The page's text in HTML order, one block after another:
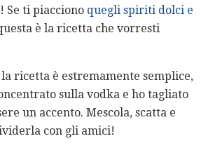
Se ti piacciono quegli spiriti dolci e
è la ricetta che vorresti
ricetta è estremamente semplice,
sulla vodka e ho tagliato
un accento. Mescola, scatta e
con gli amici!